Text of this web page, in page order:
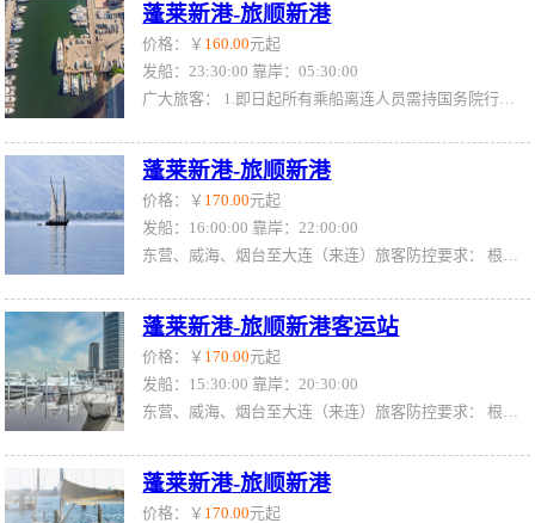
蓬莱新港-旅顺新港
价格：￥ 160.00元起
发船：23:30:00 靠岸：05:30:00
广大旅客： 1.即日起所有乘船离连人员需持国务院行程卡、辽事通健康码绿码，测温正常后方可离连。请离连人员密切关注目的地疫情防控政策，按照目的地属地疫情防控要求，提前准备核酸检测阴性证明等相关手续备查。 2.来自重点管控地区、重点关注地区、行程码有*号的旅客仍需持有48小时核酸方可乘船离连，因未履行目的地属地防疫政策要求的旅客，一切后果自行承担。
蓬莱新港-旅顺新港
价格：￥ 170.00元起
发船：16:00:00 靠岸：22:00:00
东营、威海、烟台至大连（来连）旅客防控要求： 根据大连市防疫要求，自1月12日0时起，外省来（返）连人员，均需持48小时内核酸检测阴性证明，旅客抵达大连下船时核酸检测报告需在有效期内。 （11日晚班烟台、威海始发船舶旅客无48小时内核酸检测报告将无法乘船） 关于旅客出具的48小时核酸检测报告，再次明确如下： 1.核酸检测报告（包括电子版，下同）有明确时间的，通常会有三个时间，分别为：“采集时间”、“接收时间”、“报告时间”（或签发时间、审核时间，各地称呼不同），以最后的“报告时间”为准。 2.核酸检测报告
蓬莱新港-旅顺新港客运站
价格：￥ 170.00元起
发船：15:30:00 靠岸：20:30:00
东营、威海、烟台至大连（来连）旅客防控要求： 根据大连市防疫要求，自1月12日0时起，外省来（返）连人员，均需持48小时内核酸检测阴性证明，旅客抵达大连下船时核酸检测报告需在有效期内。 （11日晚班烟台、威海始发船舶旅客无48小时内核酸检测报告将无法乘船） 关于旅客出具的48小时核酸检测报告，再次明确如下： 1.核酸检测报告（包括电子版，下同）有明确时间的，通常会有三个时间，分别为：“采集时间”、“接收时间”、“报告时间”（或签发时间、审核时间，各地称呼不同），以最后的“报告时间”为准。 2.核酸检测报告
蓬莱新港-旅顺新港
价格：￥ 170.00元起